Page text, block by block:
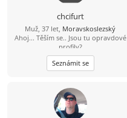
chcifurt
Muž, 37 let, Moravskoslezský
Ahoj... Těším se.. Jsou tu opravdové
profily?
Seznámit se